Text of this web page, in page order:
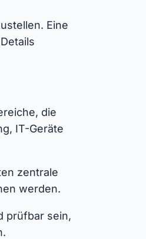
Eine
die
IT-Geräte
zentrale
werden.
prüfbar sein,